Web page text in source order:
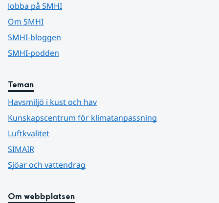
Jobba på SMHI
Om SMHI
SMHI-bloggen
SMHI-podden
Teman
Havsmiljö i kust och hav
Kunskapscentrum för klimatanpassning
Luftkvalitet
SIMAIR
Sjöar och vattendrag
Om webbplatsen